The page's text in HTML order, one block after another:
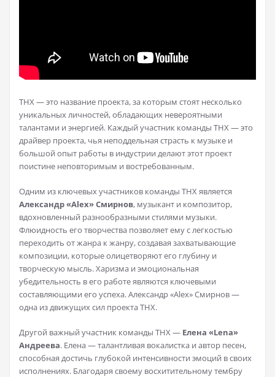
THX — это название проекта, за которым стоят несколько
уникальных личностей, обладающих невероятными
талантами и энергией. Каждый участник команды THX — это
драйвер проекта, чья неподдельная страсть к музыке и
большой опыт работы в индустрии делают этот проект
поистине неповторимым и востребованным.
Одним из ключевых участников команды THX является
Александр «Alex» Смирнов, музыкант и композитор,
вдохновленный разнообразными стилями музыки.
Флюидность его творчества позволяет ему с легкостью
переходить от жанра к жанру, создавая захватывающие
композиции, которые олицетворяют его глубину и
творческую мысль. Харизма и эмоциональная
убедительность в его работе являются ключевыми
составляющими его успеха. Александр «Alex» Смирнов —
одна из движущих сил проекта THX.
Другой важный участник команды THX — Елена «Lena»
Андреева. Елена — талантливая вокалистка и автор песен,
способная достичь глубокой интенсивности эмоций в своих
исполнениях. Благодаря своему восхитительному тембру